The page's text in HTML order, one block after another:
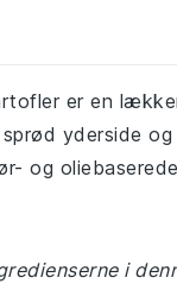
er en
yderside
og
i